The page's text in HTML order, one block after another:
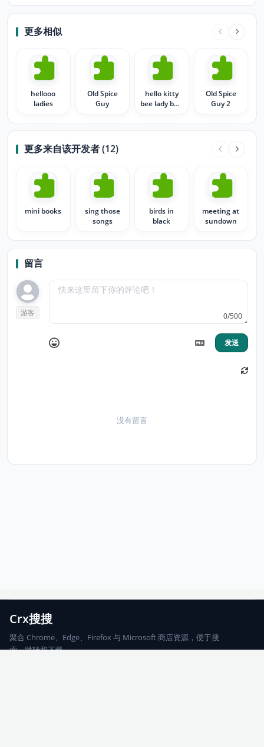
更多相似
hellooo
ladies
Old Spice
Guy
hello kitty
bee lady bug
Old Spice
Guy 2
更多来自该开发者 (12)
mini books
sing those
songs
birds in
black
meeting at
sundown
留言
游客 0/500
发送
没有留言
Crx搜搜
聚合 Chrome、Edge、Firefox 与 Microsoft 商店资源，便于搜
索、跳转和下载。